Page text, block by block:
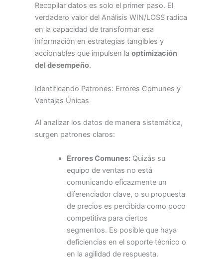
Recopilar datos es solo el primer paso. El
verdadero valor del Análisis WIN/LOSS radica
en la capacidad de transformar esa
información en estrategias tangibles y
accionables que impulsen la optimización
del desempeño.
Identificando Patrones: Errores Comunes y
Ventajas Únicas
Al analizar los datos de manera sistemática,
surgen patrones claros:
Errores Comunes:Quizás su
equipo de ventas no está
comunicando eficazmente un
diferenciador clave, o su propuesta
de precios es percibida como poco
competitiva para ciertos
segmentos. Es posible que haya
deficiencias en el soporte técnico o
en la agilidad de respuesta.